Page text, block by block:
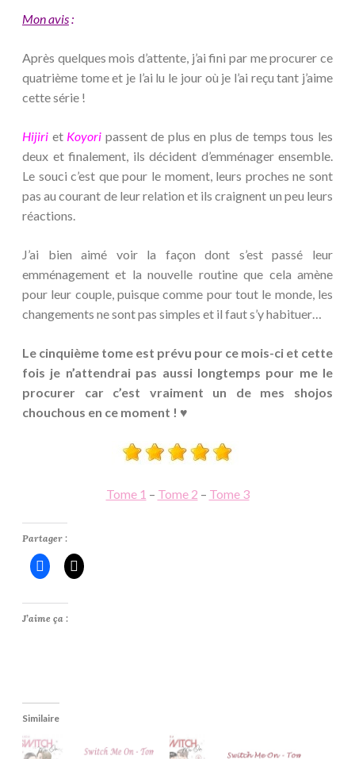
Mon avis:
Après quelques mois d’attente, j’ai fini par me procurer ce
quatrième tome et je l’ai lu le jour où je l’ai reçu tant j’aime
cette série !
Hijiri et Koyori passent de plus en plus de temps tous les
deux et finalement, ils décident d’emménager ensemble.
Le souci c’est que pour le moment, leurs proches ne sont
pas au courant de leur relation et ils craignent un peu leurs
réactions.
J’ai bien aimé voir la façon dont s’est passé leur
emménagement et la nouvelle routine que cela amène
pour leur couple, puisque comme pour tout le monde, les
changements ne sont pas simples et il faut s’y habituer…
Le cinquième tome est prévu pour ce mois-ci et cette
fois je n’attendrai pas aussi longtemps pour me le
procurer car c’est vraiment un de mes shojos
chouchous en ce moment ! ♥
Tome 1 – Tome 2 – Tome 3
Partager :
J’aime ça :
Similaire